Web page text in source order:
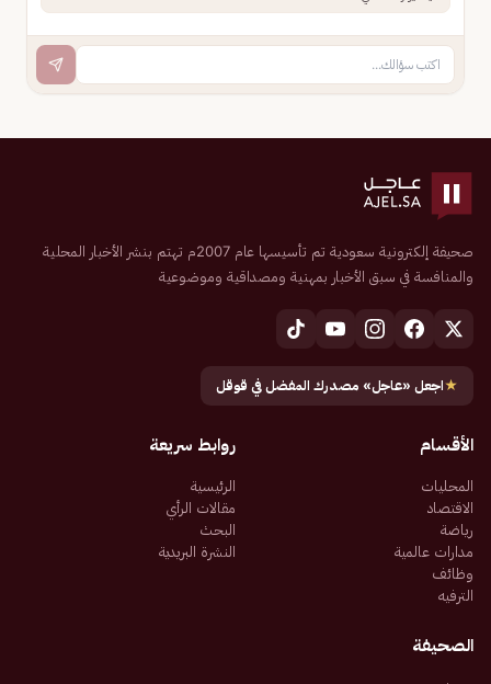
صحيفة إلكترونية سعودية تم تأسيسها عام 2007م تهتم بنشر الأخبار المحلية
والمنافسة في سبق الأخبار بمهنية ومصداقية وموضوعية
★اجعل «عاجل» مصدرك المفضل في قوقل
الأقسام
المحليات
الاقتصاد
رياضة
مدارات عالمية
وظائف
الترفيه
روابط سريعة
الرئيسية
مقالات الرأي
البحث
النشرة البريدية
الصحيفة